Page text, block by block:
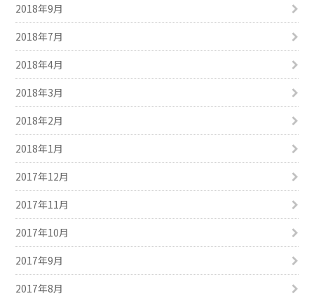
2018年9月
2018年7月
2018年4月
2018年3月
2018年2月
2018年1月
2017年12月
2017年11月
2017年10月
2017年9月
2017年8月